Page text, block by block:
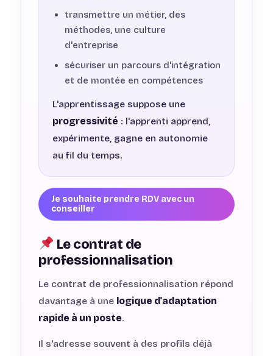
transmettre un métier, des
méthodes, une culture
d'entreprise
sécuriser un parcours d'intégration
et de montée en compétences
L'apprentissage suppose une
progressivité : l'apprenti apprend,
expérimente, gagne en autonomie
au fil du temps.
Je souhaite prendre RDV avec un
conseiller
Le contrat de
professionnalisation
Le contrat de professionnalisation répond
davantage à une logique d'adaptation
rapide à un poste.
Il s'adresse souvent à des profils déjà